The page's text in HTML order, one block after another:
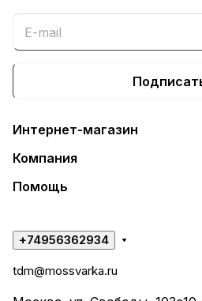
Интернет-магазин
Компания
Помощь
+74956362934
tdm@mossvarka.ru